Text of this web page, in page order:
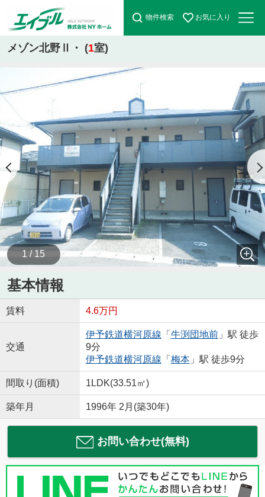
物件検索 お気に入り
メゾン北野Ⅱ・ (1室)
1 / 15
基本情報
賃料 4.6万円
交通
伊予鉄道横河原線 「 牛渕団地前」駅 徒歩
9分
伊予鉄道横河原線 「 梅本」駅 徒歩9分
間取り(面積) 1LDK(33.51㎡)
築年月 1996年 2月(築30年)
お問い合わせ(無料)